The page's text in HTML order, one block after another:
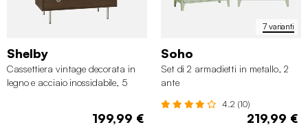
Shelby
Cassettiera vintage decorata in
legno e acciaio inossidabile, 5
199,99 €
7 varianti
Soho
Set di 2 armadietti in metallo, 2
ante
4.2 (10)
219,99 €